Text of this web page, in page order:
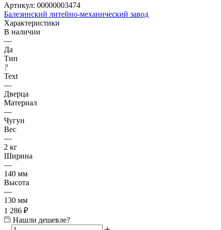
Артикул: 00000003474
Балезинский литейно-механический завод
Характеристики
В наличии
—
Да
Тип
?
Text
—
Дверца
Материал
—
Чугун
Вес
—
2 кг
Ширина
—
140 мм
Высота
—
130 мм
1 286 ₽
Нашли дешевле?